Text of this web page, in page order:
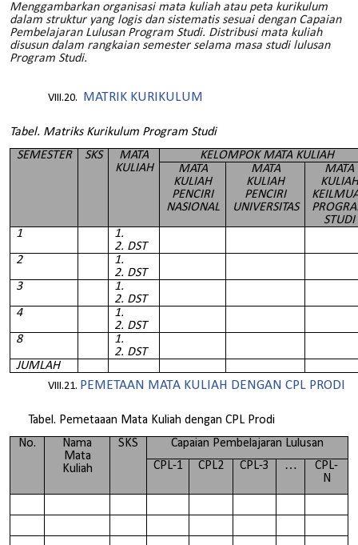
Menggambarkan organisasi mata kuliah atau peta kurikulum
dalam struktur yang logis dan sistematis sesuai dengan Capaian
Pembelajaran Lulusan Program Studi. Distribusi mata kuliah
disusun dalam rangkaian semester selama masa studi lulusan
Program Studi.
MATRIK KURIKULUM
Tabel. Matriks Kurikulum Program Studi
SEMESTER
SKS
MATA
KULIAH
KELOMPOK MATA KULIAH
MATA
KULIAH
PENCIRI
NASIONAL
MATA
KULIAH
PENCIRI
UNIVERSITAS
MATA
KULIAH
STUDI
1
1.
2. DST
2
1.
2. DST
3
1.
2. DST
4
1.
2. DST
8
1.
2. DST
JUMLAH
PEMETAAN MATA KULIAH DENGAN CPL PRODI
Tabel. Pemetaaan Mata Kuliah dengan CPL Prodi
No.
Nama
Mata
Kuliah
SKS
Capaian Pembelajaran Lulusan
CPL-1
CPL2 CPL-3 …
CPL-
N